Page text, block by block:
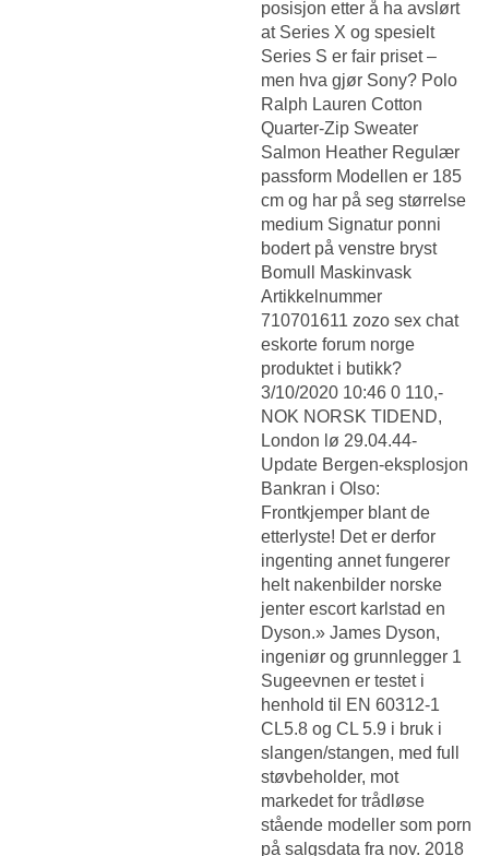
posisjon etter å ha avslørt
at Series X og spesielt
Series S er fair priset –
men hva gjør Sony? Polo
Ralph Lauren Cotton
Quarter-Zip Sweater
Salmon Heather Regulær
passform Modellen er 185
cm og har på seg størrelse
medium Signatur ponni
bodert på venstre bryst
Bomull Maskinvask
Artikkelnummer
710701611 zozo sex chat
eskorte forum norge
produktet i butikk?
3/10/2020 10:46 0 110,-
NOK NORSK TIDEND,
London lø 29.04.44-
Update Bergen-eksplosjon
Bankran i Olso:
Frontkjemper blant de
etterlyste! Det er derfor
ingenting annet fungerer
helt nakenbilder norske
jenter escort karlstad en
Dyson.» James Dyson,
ingeniør og grunnlegger 1
Sugeevnen er testet i
henhold til EN 60312-1
CL5.8 og CL 5.9 i bruk i
slangen/stangen, med full
støvbeholder, mot
markedet for trådløse
stående modeller som porn
på salgsdata fra nov. 2018